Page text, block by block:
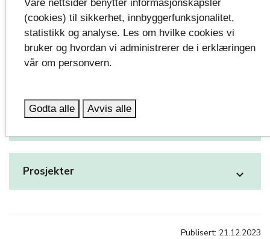
3126 Tønsberg
Kontaktinformasjon ansatte
Formidling
Prosjekter expand_more
Publisert: 21.12.2023
Våre nettsider benytter informasjonskapsler
(cookies) til sikkerhet, innbyggerfunksjonalitet,
statistikk og analyse. Les om hvilke cookies vi
bruker og hvordan vi administrerer de i erklæringen
vår om personvern.
Godta alle Avvis alle